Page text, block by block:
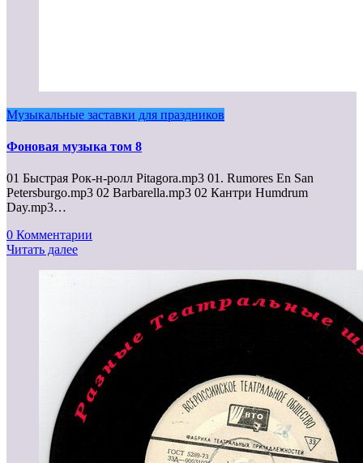
Музыкальные заставки для праздников
Фоновая музыка том 8
01 Быстрая Рок-н-ролл Pitagora.mp3 01. Rumores En San
Petersburgo.mp3 02 Barbarella.mp3 02 Кантри Humdrum
Day.mp3…
0 Комментарии
Читать далее